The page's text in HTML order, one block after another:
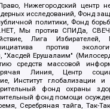
Нижегородский центр
исследований, Фонд
политики, Фонд
Мы против СПИДа,
Лига Избирателей,
против
"Хасдей Ерушалаим"
средств массовой
Линия, Центр
Институт глобализации
фонд охраны
фонд помощи
Серебряная тайга, Так-